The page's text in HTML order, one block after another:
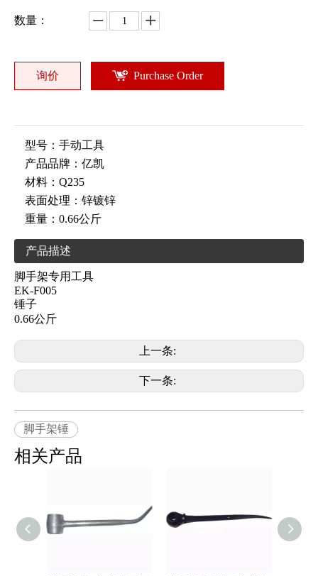
数量：
询价 Purchase Order
型号： 手动工具
产品品牌： 亿凯
材料： Q235
表面处理： 锌镀锌
重量： 0.66公斤
产品描述
脚手架专用工具
EK-F005
锤子
0.66公斤
上一条:
下一条:
脚手架锤
相关产品